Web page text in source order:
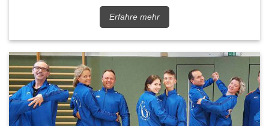
Erfahre mehr